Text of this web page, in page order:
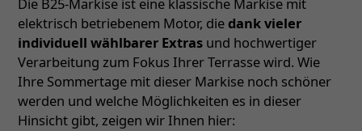
Die B25-Markise ist eine klassische Markise mit
elektrisch betriebenem Motor, diedank vieler
individuell wählbarer Extras und hochwertiger
Verarbeitung zum Fokus Ihrer Terrasse wird. Wie
Ihre Sommertage mit dieser Markise noch schöner
werden und welche Möglichkeiten es in dieser
Hinsicht gibt, zeigen wir Ihnen hier: